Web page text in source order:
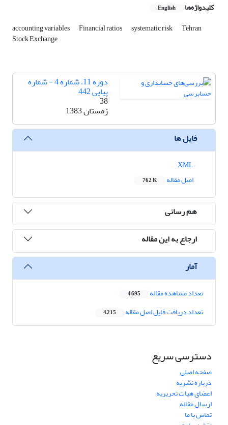
کلیدواژه‌ها English
accounting variables Financial ratios systematic risk Tehran
Stock Exchange
دوره 11، شماره 4 - شماره
پیاپی 442
38
زمستان 1383
فایل ها
اصل مقاله
762 K
هم رسانی
ارجاع به این مقاله
آمار
تعداد مشاهده مقاله 4,695
تعداد دریافت فایل اصل مقاله 4,215
دسترسی سریع
صفحه اصلی
درباره نشریه
اعضای هیات تحریریه
ارسال مقاله
تماس با ما